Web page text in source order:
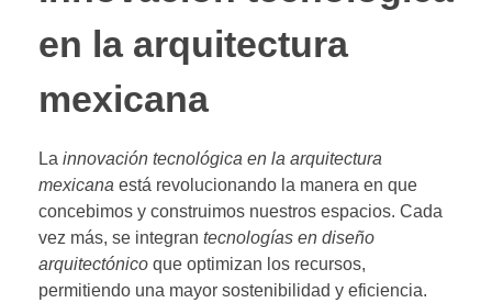
en la arquitectura
mexicana
La innovación tecnológica en la arquitectura
mexicana está revolucionando la manera en que
concebimos y construimos nuestros espacios. Cada
vez más, se integran tecnologías en diseño
arquitectónico que optimizan los recursos,
permitiendo una mayor sostenibilidad y eficiencia.